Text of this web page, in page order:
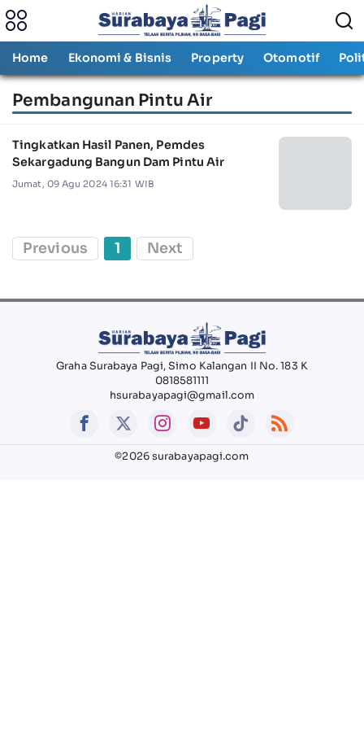
Home Ekonomi & Bisnis Property Otomotif
Pembangunan Pintu Air
Tingkatkan Hasil Panen, Pemdes
Sekargadung Bangun Dam Pintu Air
Jumat, 09 Agu 2024 16:31 WIB
Previous 1 Next
Graha Surabaya Pagi, Simo Kalangan II No. 183 K
0818581111
hsurabayapagi@gmail.com
©2026 surabayapagi.com